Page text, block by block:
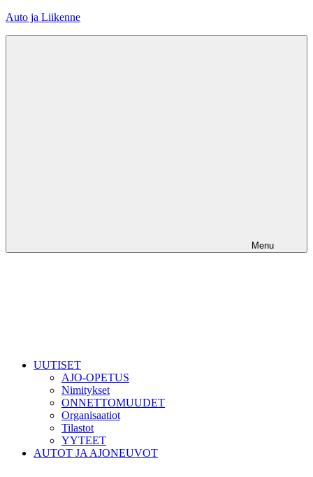
Skip
Auto ja Liikenne
Menu
UUTISET
AJO-OPETUS
Nimitykset
ONNETTOMUUDET
Organisaatiot
Tilastot
YYTEET
AUTOT JA AJONEUVOT